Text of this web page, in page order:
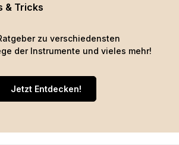
& Tricks
zu verschiedensten
der Instrumente und vieles mehr!
Jetzt Entdecken!